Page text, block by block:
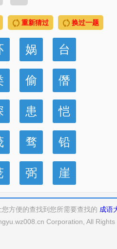
重新猜过 换过一题
娲 台
偷 僭
患 恺
骛 铅
弼 崖
方便的查找到您所需要查找的 成语
Corporation, All Rights